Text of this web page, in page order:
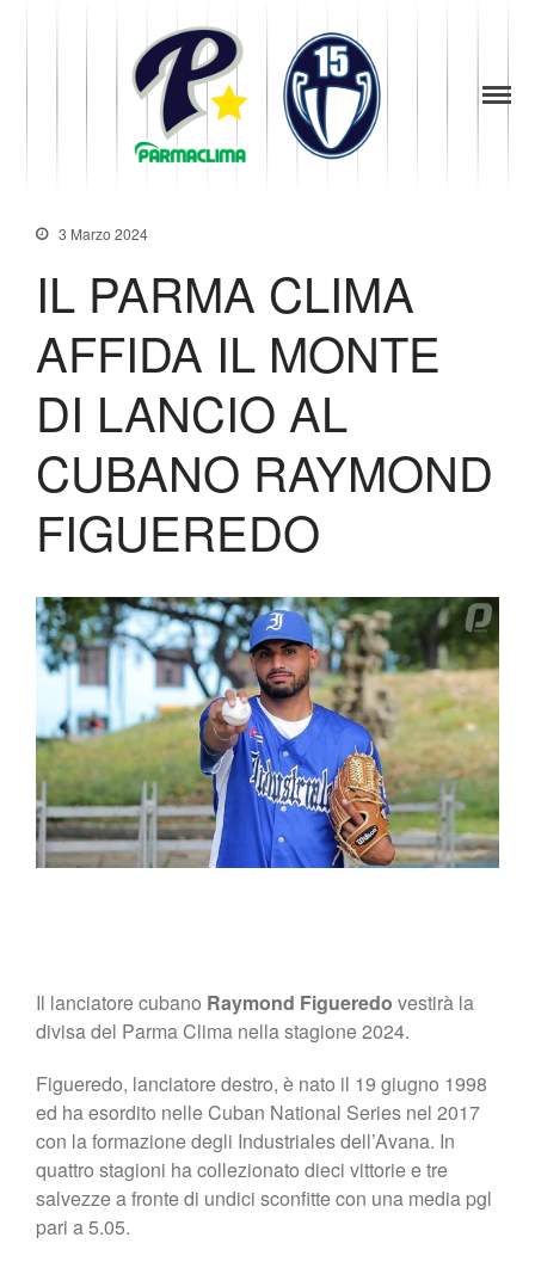
News
Storia
Codice di Condotta
Palmares
Maglie Ritirate
Squadra
Contatti
Biglietteria
Lo Stadio
3 Marzo 2024
IL PARMA CLIMA
AFFIDA IL MONTE
DI LANCIO AL
CUBANO RAYMOND
FIGUEREDO
Il lanciatore cubano Raymond Figueredo vestirà la
divisa del Parma Clima nella stagione 2024.
Figueredo, lanciatore destro, è nato il 19 giugno 1998
ed ha esordito nelle Cuban National Series nel 2017
con la formazione degli Industriales dell’Avana. In
quattro stagioni ha collezionato dieci vittorie e tre
salvezze a fronte di undici sconfitte con una media pgl
pari a 5.05.